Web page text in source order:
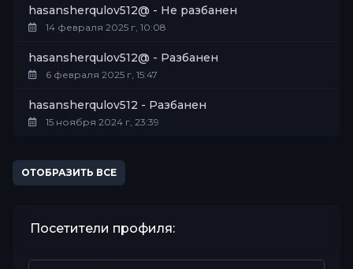
hasansherqulov512@ - Не разбанен
14 февраля 2025 г, 10:08
hasansherqulov512@ - Разбанен
6 февраля 2025 г, 15:47
hasansherqulov512 - Разбанен
15 ноября 2024 г, 23:39
ОТОБРАЗИТЬ ВСЕ
Посетители профиля: